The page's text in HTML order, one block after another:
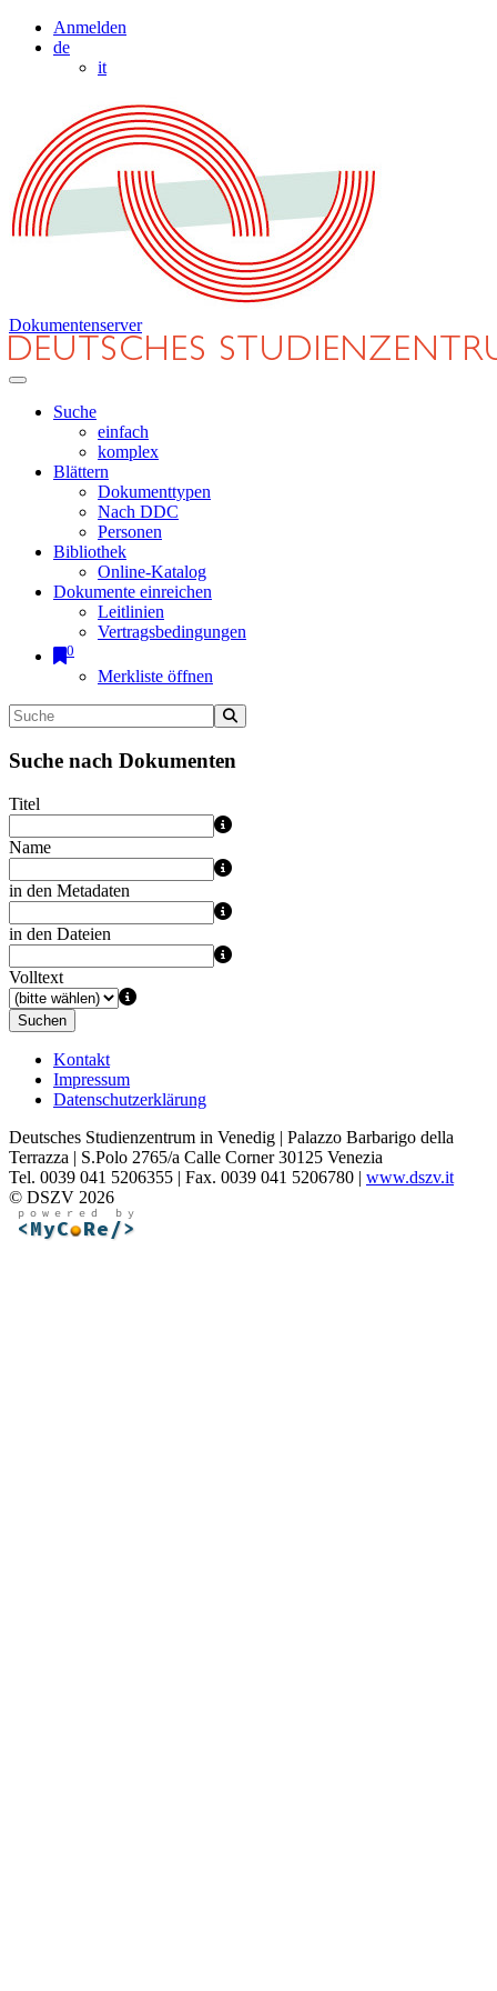
Anmelden
de
it
Dokumentenserver
Suche
einfach
komplex
Blättern
Dokumenttypen
Nach DDC
Personen
Bibliothek
Online-Katalog
Dokumente einreichen
Leitlinien
Vertragsbedingungen
0
Merkliste öffnen
Suche nach Dokumenten
Titel
Name
in den Metadaten
in den Dateien
Volltext
Suchen
Kontakt
Impressum
Datenschutzerklärung
Deutsches Studienzentrum in Venedig | Palazzo Barbarigo della
Terrazza | S.Polo 2765/a Calle Corner 30125 Venezia
Tel. 0039 041 5206355 | Fax. 0039 041 5206780 | www.dszv.it
© DSZV 2026